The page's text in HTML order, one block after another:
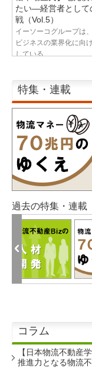
たい—経営者として
戦（Vol.5）
イーソーコグループは
ビジネスの業界化に向
している...
特集・連載
過去の特集・連載
コラム
【日本物流不動産
推進力となる物流